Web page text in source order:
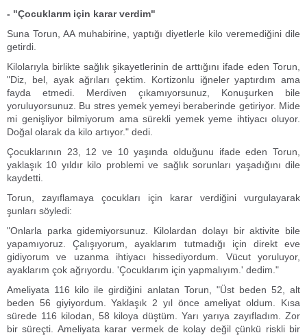
- "Çocuklarım için karar verdim"
Suna Torun, AA muhabirine, yaptığı diyetlerle kilo veremediğini dile
getirdi.
Kilolarıyla birlikte sağlık şikayetlerinin de arttığını ifade eden Torun,
"Diz, bel, ayak ağrıları çektim. Kortizonlu iğneler yaptırdım ama
fayda etmedi. Merdiven çıkamıyorsunuz, Konuşurken bile
yoruluyorsunuz. Bu stres yemek yemeyi beraberinde getiriyor. Mide
mi genişliyor bilmiyorum ama sürekli yemek yeme ihtiyacı oluyor.
Doğal olarak da kilo artıyor." dedi.
Çocuklarının 23, 12 ve 10 yaşında olduğunu ifade eden Torun,
yaklaşık 10 yıldır kilo problemi ve sağlık sorunları yaşadığını dile
kaydetti.
Torun, zayıflamaya çocukları için karar verdiğini vurgulayarak
şunları söyledi:
"Onlarla parka gidemiyorsunuz. Kilolardan dolayı bir aktivite bile
yapamıyoruz. Çalışıyorum, ayaklarım tutmadığı için direkt eve
gidiyorum ve uzanma ihtiyacı hissediyordum. Vücut yoruluyor,
ayaklarım çok ağrıyordu. 'Çocuklarım için yapmalıyım.' dedim."
Ameliyata 116 kilo ile girdiğini anlatan Torun, "Üst beden 52, alt
beden 56 giyiyordum. Yaklaşık 2 yıl önce ameliyat oldum. Kısa
sürede 116 kilodan, 58 kiloya düştüm. Yarı yarıya zayıfladım. Zor
bir süreçti. Ameliyata karar vermek de kolay değil çünkü riskli bir